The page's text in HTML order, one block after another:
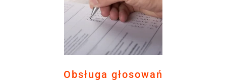
Obsługa głosowań